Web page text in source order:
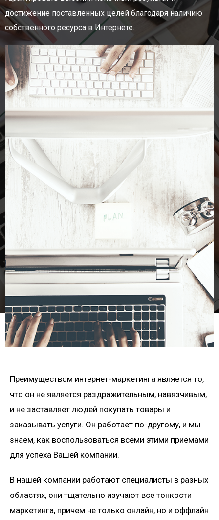
достижение поставленных целей благодаря наличию
собственного ресурса в Интернете.
Преимуществом интернет-маркетинга является то,
что он не является раздражительным, навязчивым,
и не заставляет людей покупать товары и
заказывать услуги. Он работает по-другому, и мы
знаем, как воспользоваться всеми этими приемами
для успеха Вашей компании.
В нашей компании работают специалисты в разных
областях, они тщательно изучают все тонкости
маркетинга, причем не только онлайн, но и оффлайн